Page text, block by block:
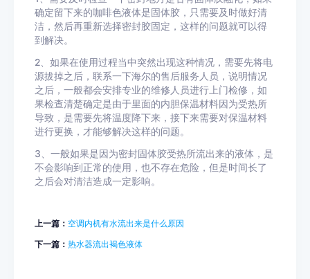
确定留下来的咖啡色液体是固体胶，只需要及时做好清
洁，然后再重新选择密封胶固定，这样的问题就可以得
到解决。
2、如果在使用过程当中突然出现这种情况，需要先将电
源拔掉之后，联系一下海尔的售后服务人员，说明情况
之后，一般都会安排专业的维修人员进行上门检修，如
果检查清楚确定是由于里面的内胆保温材料因为受热所
导致，是需要先将温度降下来，接下来需要对保温材料
进行更换，才能够解决这样的问题。
3、一般如果是因为密封固体胶受热所流出来的液体，是
不会影响到正常的使用，也不存在危险，但是时间长了
之后会对清洁造成一定影响。
上一篇： 空调内机有水流出来是什么原因
下一篇： 热水器流出褐色液体